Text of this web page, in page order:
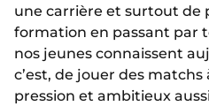
une carrière et surtout de
formation en passant par
nos jeunes connaissent
c’est, de jouer des matchs
pression et ambitieux